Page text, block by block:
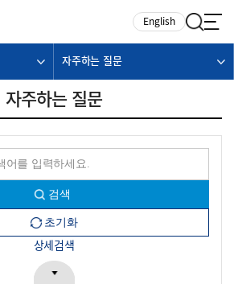
English
자주하는 질문
자주하는 질문
상세검색